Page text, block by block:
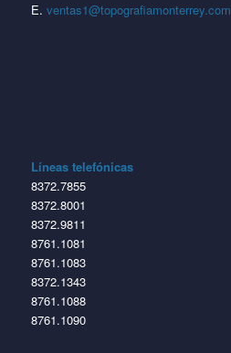
E. ventas1@topografiamonterrey.com
Líneas telefónicas
8372.7855
8372.8001
8372.9811
8761.1081
8761.1083
8372.1343
8761.1088
8761.1090